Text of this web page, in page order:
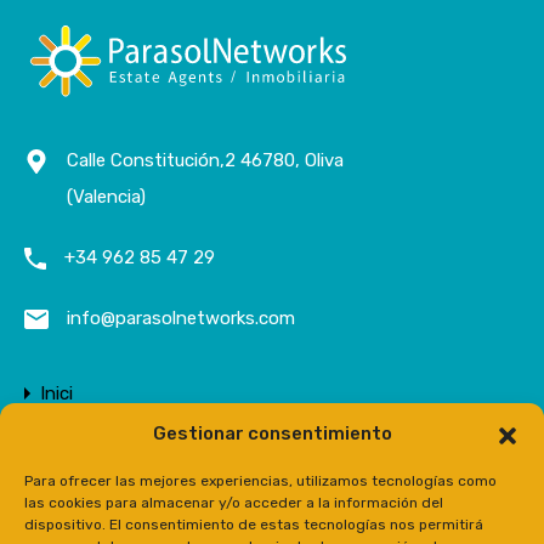
Gestionar consentimiento
Para ofrecer las mejores experiencias, utilizamos tecnologías como
las cookies para almacenar y/o acceder a la información del
dispositivo. El consentimiento de estas tecnologías nos permitirá
Calle Constitución,2 46780, Oliva
(Valencia)
+34 962 85 47 29
info@parasolnetworks.com
Inici
Propietats
Contacte